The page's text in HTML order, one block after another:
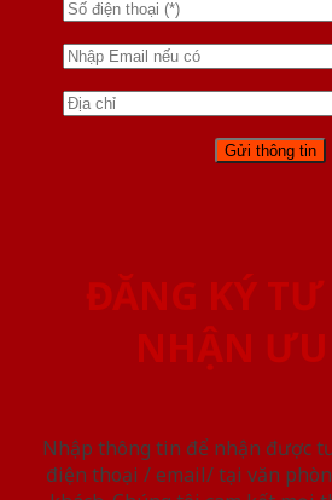
ĐĂNG KÝ
NHẬN
Nhập thông tin để nhận được
điện thoại / email/ tại văn